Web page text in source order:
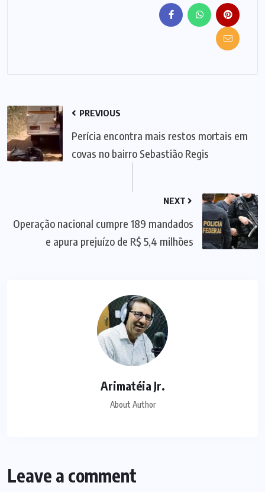
PREVIOUS
Perícia encontra mais restos mortais em
covas no bairro Sebastião Regis
NEXT
Operação nacional cumpre 189 mandados
e apura prejuízo de R$ 5,4 milhões
Arimatéia Jr.
About Author
Leave a comment